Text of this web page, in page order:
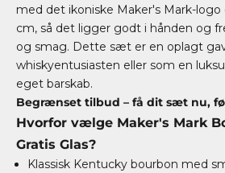
med det ikoniske Maker's Mark-
cm, så det ligger godt i hånden og
og smag. Dette sæt er en oplagt
whiskyentusiasten eller som en
eget barskab.
Begrænset tilbud – få dit sæt nu,
Hvorfor vælge Maker's Mark
Gratis Glas?
Klassisk Kentucky bourbon med